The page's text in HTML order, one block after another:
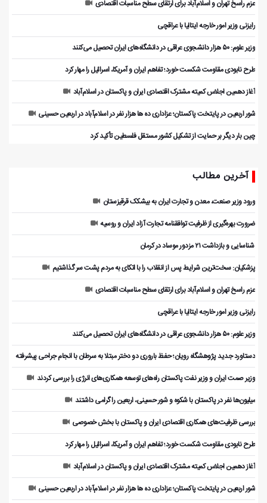
عزم راسخ تهران و اسلام‌آباد برای ارتقای سطح مناسبات اقتصادی
رایزنی وزیر امور خارجه ایتالیا با عراقچی
وزیر علوم: ۵۰ هزار دانشجوی عراقی در دانشگاه‌های ایران تحصیل می‌کنند
طرح نابودی مقاومت شکست خورد؛ تفاهم ایران و آمریکا، اسرائیل را مهار کرد
آغاز دهمین اجلاس کمیته مشترک اقتصادی ایران و پاکستان در اسلام‌آباد
شور اربعین در پایتخت پاکستان؛ عزاداری ده ها هزار نفر در اسلام‌آباد در اربعین حسینی
چین بار دیگر بر حمایت از تشکیل کشور مستقل فلسطین تأکید کرد
آخرین مطالب
ورود وزیر صنعت، معدن و تجارت ایران به بیشکک قرقیزستان
ضرورت بهره‌گیری از ظرفیت توافقنامه تجارت آزاد ایران و روسیه
️ شناسایی و بازداشت ۲۱ مزدور موساد در کرمان
پزشکیان: سخت‌ترین شرایط پس از انقلاب را با اتکای به مردم پشت سر گذاشتیم
عزم راسخ تهران و اسلام‌آباد برای ارتقای سطح مناسبات اقتصادی
رایزنی وزیر امور خارجه ایتالیا با عراقچی
وزیر علوم: ۵۰ هزار دانشجوی عراقی در دانشگاه‌های ایران تحصیل می‌کنند
دستاورد جدید پژوهشگاه رویان؛ حفظ باروری دو دختر مبتلا به سرطان با انجام جراحی پیشرفته
وزیر صمت ایران و وزیر نفت پاکستان راه‌های توسعه همکاری‌های انرژی را بررسی کردند
میلیون‌ها نفر در پاکستان با شکوه و شور حسینی، اربعین را گرامی داشتند
بررسی ظرفیت‌های همکاری اقتصادی ایران و پاکستان با بخش خصوصی
طرح نابودی مقاومت شکست خورد؛ تفاهم ایران و آمریکا، اسرائیل را مهار کرد
آغاز دهمین اجلاس کمیته مشترک اقتصادی ایران و پاکستان در اسلام‌آباد
شور اربعین در پایتخت پاکستان؛ عزاداری ده ها هزار نفر در اسلام‌آباد در اربعین حسینی